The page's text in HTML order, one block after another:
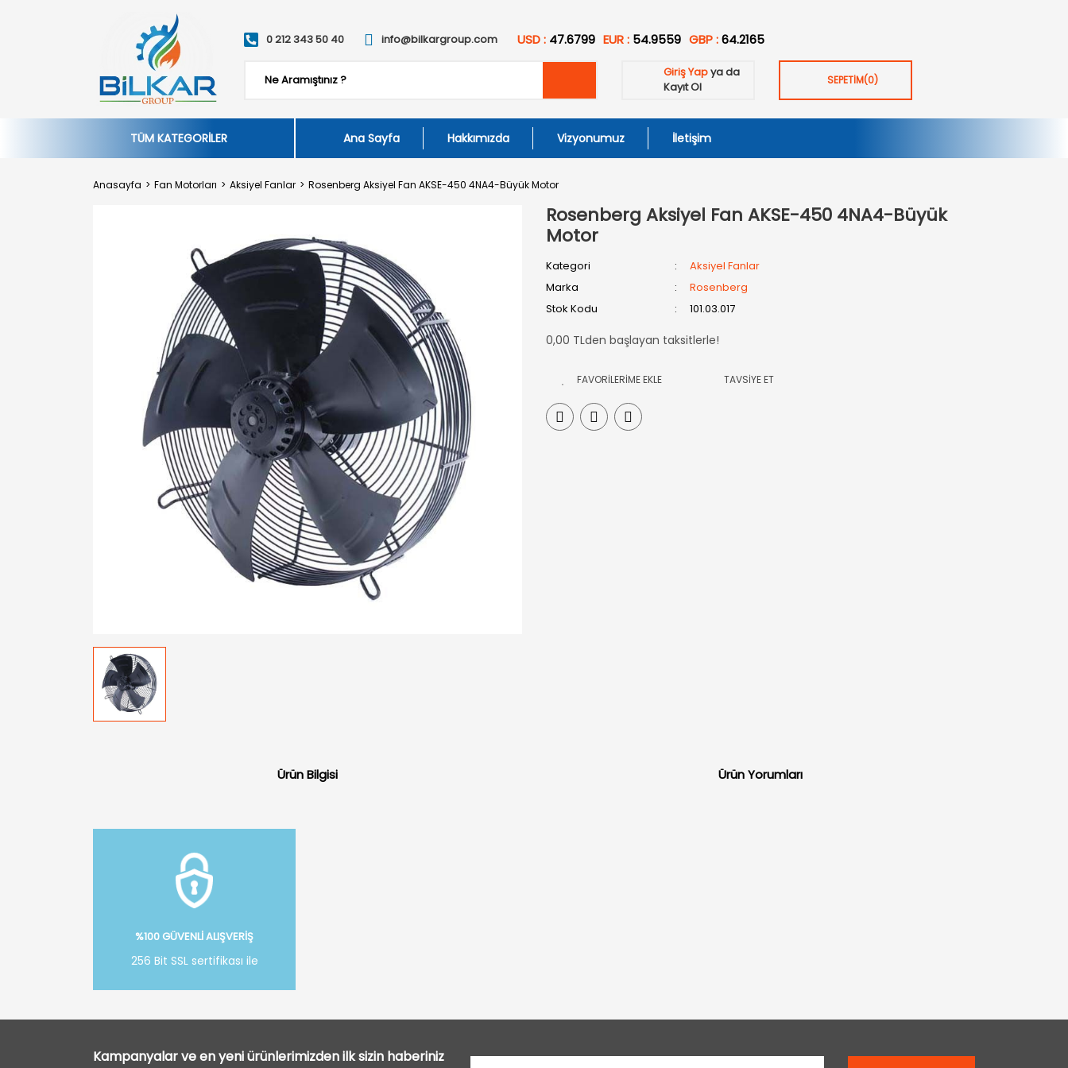
0 212 343 50 40 info@bilkargroup.com USD : 47.6799 EUR : 54.9559 GBP :64.2165
Giriş Yapya da
Kayıt Ol
SEPETİM(0)
TÜM KATEGORİLER Ana Sayfa Hakkımızda Vizyonumuz İletişim
Anasayfa Fan Motorları Aksiyel Fanlar Rosenberg Aksiyel Fan AKSE-450 4NA4-Büyük Motor
Rosenberg Aksiyel Fan AKSE-450 4NA4-Büyük
Motor
Kategori
Aksiyel Fanlar
Marka
Rosenberg
Stok Kodu
101.03.017
0,00 TLden başlayan taksitlerle!
TAVSİYE ET
Ürün Bilgisi Ürün Yorumları
%100 GÜVENLİ ALIŞVERİŞ
256 Bit SSL sertifikası ile
Kampanyalar ve en yeni ürünlerimizden ilk sizin haberiniz